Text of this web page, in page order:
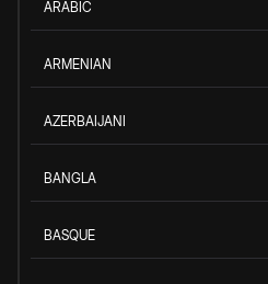
ARABIC
ARMENIAN
AZERBAIJANI
BANGLA
BASQUE